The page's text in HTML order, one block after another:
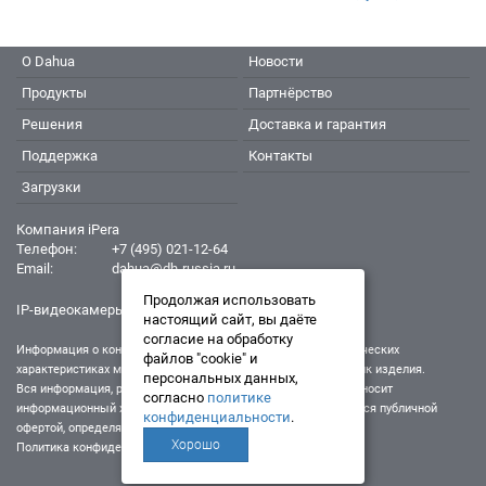
О Dahua
Продукты
Решения
Поддержка
Загрузки
Новости
Партнёрство
Доставка и гарантия
Контакты
Компания iPera
Телефон:
+7 (495) 021-12-64
Email:
dahua@dh-russia.ru
IP-видеокамеры Dahua - Дахуа
Информация о конкретном товаре, его внешнем виде и технических
характеристиках может отличаться от реальных характеристик изделия.
Вся информация, размещенная на данном интернет-ресурсе, носит
информационный характер и ни при каких условиях не является публичной
офертой, определяемой положениями Статьи 437 (2) ГК РФ.
Политика конфиденциальности
Продолжая использовать
настоящий сайт, вы даёте
согласие на обработку
файлов "cookie" и
персональных данных,
согласно политике
конфиденциальности.
Хорошо